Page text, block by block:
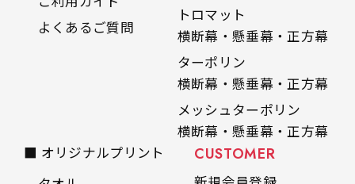
よくあるご質問
トロマット
横断幕・懸垂幕・正方幕
ターポリン
横断幕・懸垂幕・正方幕
メッシュターポリン
横断幕・懸垂幕・正方幕
■ オリジナルプリント
CUSTOMER